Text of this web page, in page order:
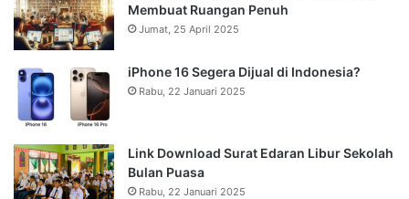
Membuat Ruangan Penuh
Jumat, 25 April 2025
iPhone 16 Segera Dijual di Indonesia?
Rabu, 22 Januari 2025
Link Download Surat Edaran Libur Sekolah
Bulan Puasa
Rabu, 22 Januari 2025